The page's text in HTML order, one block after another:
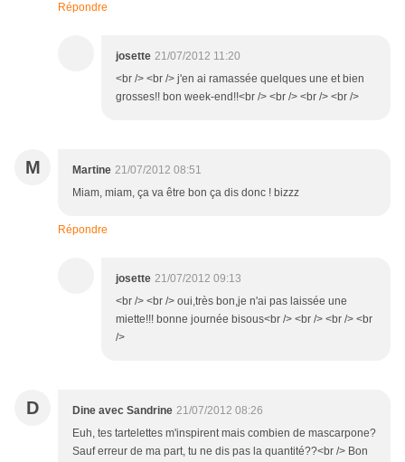
Répondre
josette 21/07/2012 11:20
<br /> <br /> j'en ai ramassée quelques une et bien
grosses!! bon week-end!!<br /> <br /> <br /> <br />
M Martine 21/07/2012 08:51
Miam, miam, ça va être bon ça dis donc ! bizzz
Répondre
josette 21/07/2012 09:13
<br /> <br /> oui,très bon,je n'ai pas laissée une
miette!!! bonne journée bisous<br /> <br /> <br /> <br
/>
D Dine avec Sandrine 21/07/2012 08:26
Euh, tes tartelettes m'inspirent mais combien de mascarpone?
Sauf erreur de ma part, tu ne dis pas la quantité??<br /> Bon